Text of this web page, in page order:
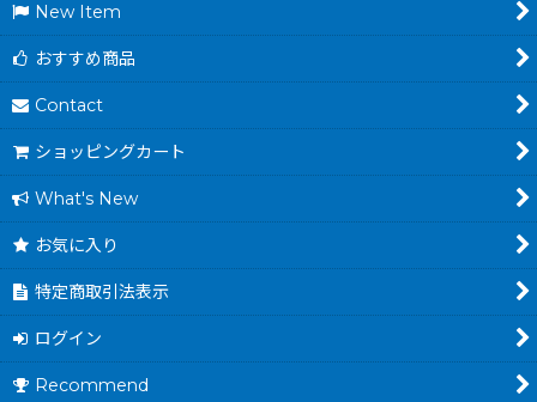
New Item
おすすめ商品
Contact
ショッピングカート
What's New
お気に入り
特定商取引法表示
ログイン
Recommend